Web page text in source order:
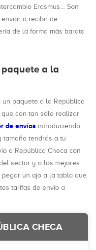
Erasmus… Son
o recibir de
de la forma más barata
a la
paquete a la República
con tan sólo realizar
de envíos introduciendo
tamaño tendrás a tu
a República Checa con
sector y a los mejores
pegar un ojo a la tabla que
tarifas de envío a
CHECA